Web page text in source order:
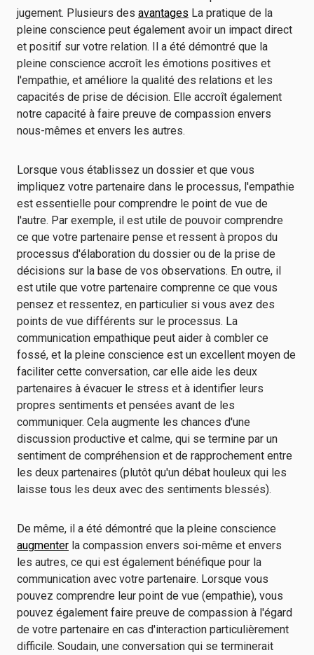
jugement. Plusieurs des avantages La pratique de la
pleine conscience peut également avoir un impact direct
et positif sur votre relation. Il a été démontré que la
pleine conscience accroît les émotions positives et
l'empathie, et améliore la qualité des relations et les
capacités de prise de décision. Elle accroît également
notre capacité à faire preuve de compassion envers
nous-mêmes et envers les autres.
Lorsque vous établissez un dossier et que vous
impliquez votre partenaire dans le processus, l'empathie
est essentielle pour comprendre le point de vue de
l'autre. Par exemple, il est utile de pouvoir comprendre
ce que votre partenaire pense et ressent à propos du
processus d'élaboration du dossier ou de la prise de
décisions sur la base de vos observations. En outre, il
est utile que votre partenaire comprenne ce que vous
pensez et ressentez, en particulier si vous avez des
points de vue différents sur le processus. La
communication empathique peut aider à combler ce
fossé, et la pleine conscience est un excellent moyen de
faciliter cette conversation, car elle aide les deux
partenaires à évacuer le stress et à identifier leurs
propres sentiments et pensées avant de les
communiquer. Cela augmente les chances d'une
discussion productive et calme, qui se termine par un
sentiment de compréhension et de rapprochement entre
les deux partenaires (plutôt qu'un débat houleux qui les
laisse tous les deux avec des sentiments blessés).
De même, il a été démontré que la pleine conscience
augmenter la compassion envers soi-même et envers
les autres, ce qui est également bénéfique pour la
communication avec votre partenaire. Lorsque vous
pouvez comprendre leur point de vue (empathie), vous
pouvez également faire preuve de compassion à l'égard
de votre partenaire en cas d'interaction particulièrement
difficile. Soudain, une conversation qui se terminerait